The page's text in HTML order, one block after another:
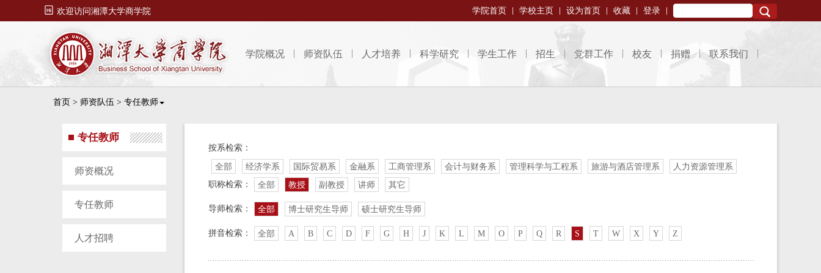
 欢迎访问湘潭大学商学院 学院首页 学校主页 设为首页 收藏 登录
学院概况 师资队伍 人才培养 科学研究 学生工作 招生 党群工作 校友 捐赠 联系我们
首页 > 师资队伍 > 专任教师
专任教师
师资概况
专任教师
人才招聘
按系检索：
全部 经济学系 国际贸易系 金融系 工商管理系 会计与财务系 管理科学与工程系 旅游与酒店管理系
人力资源管理系
职称检索：
全部 教授 副教授 讲师 其它
导师检索： 全部 博士研究生导师 硕士研究生导师
拼音检索： 全部 A B C D F G H J K L M O P Q R S T W X Y Z